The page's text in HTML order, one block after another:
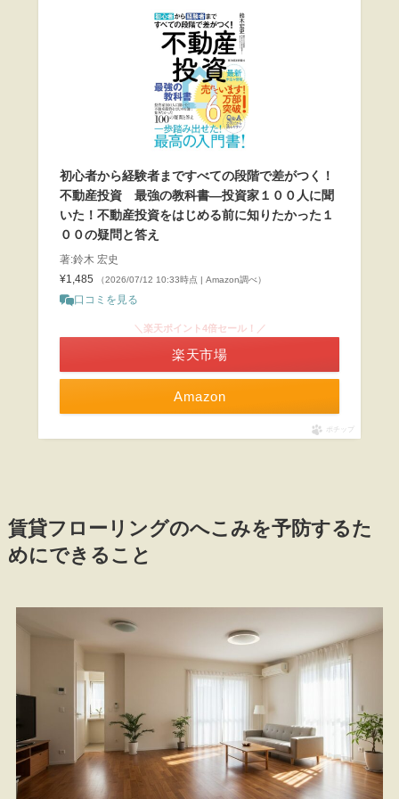
初心者から経験者まですべての段階で差がつく！
不動産投資 最強の教科書―投資家１００人に聞
いた！不動産投資をはじめる前に知りたかった１
００の疑問と答え
著:鈴木 宏史
¥1,485
（2026/07/12 10:33時点 | Amazon調べ）
口コミを見る
Amazon
＼楽天ポイント4倍セール！／
楽天市場
ポチップ
賃貸フローリングのへこみを予防するた
めにできること